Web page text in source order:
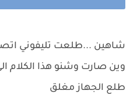
شاهين ...طلعت تليفوني
وين صارت وشنو هذا الكلام
طلع الجهاز مغلق